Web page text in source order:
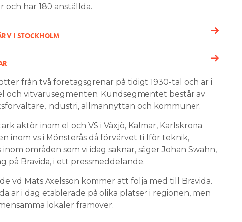
och har 180 anställda.
I STOCKHOLM
från två företagsgrenar på tidigt 1930-tal och är i
och vitvarusegmenten. Kundsegmentet består av
industri, allmännyttan och kommuner.
aktör inom el och VS i Växjö, Kalmar, Karlskrona
inom vs i Mönsterås då förvärvet tillför teknik,
områden som vi idag saknar, säger Johan Swahn,
på Bravida, i ett pressmeddelande.
vd Mats Axelsson kommer att följa med till Bravida.
är i dag etablerade på olika platser i regionen, men
lokaler framöver.